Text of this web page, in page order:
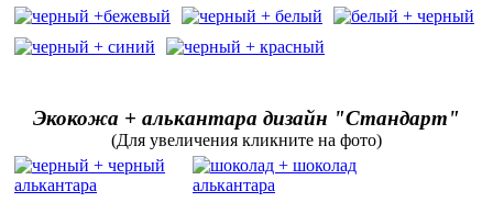
Экокожа + алькантара дизайн "Стандарт"
(Для увеличения кликните на фото)